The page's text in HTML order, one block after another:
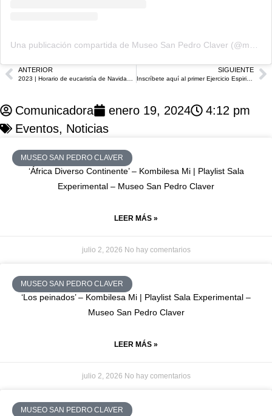
Una publicación compartida de Museo San Pedro Claver (@museosanpedroclaver)
ANTERIOR
2023 | Horario de eucaristía de Navidad y Fin de año en el Santuario de San Pedro Claver
SIGUIENTE
Inscríbete aquí al primer Ejercicio Espiritual de medio día en 2024
Comunicadora enero 19, 2024
4:12 pm
Eventos, Noticias
MUSEO SAN PEDRO CLAVER
‘África Diverso Continente’ – Kombilesa Mi | Playlist Sala
Experimental – Museo San Pedro Claver
LEER MÁS »
julio 2, 2026 No hay comentarios
MUSEO SAN PEDRO CLAVER
‘Los peinados’ – Kombilesa Mi | Playlist Sala Experimental –
Museo San Pedro Claver
LEER MÁS »
julio 2, 2026 No hay comentarios
MUSEO SAN PEDRO CLAVER